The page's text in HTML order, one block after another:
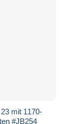
mit 1170-
#JB254